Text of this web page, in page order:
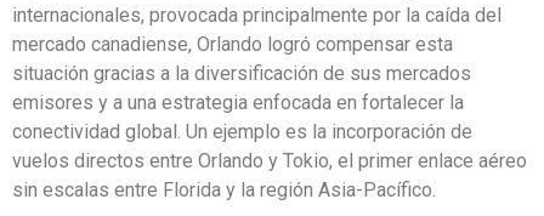
internacionales, provocada principalmente por la caída del
mercado canadiense, Orlando logró compensar esta
situación gracias a la diversificación de sus mercados
emisores y a una estrategia enfocada en fortalecer la
conectividad global. Un ejemplo es la incorporación de
vuelos directos entre Orlando y Tokio, el primer enlace aéreo
sin escalas entre Florida y la región Asia-Pacífico.